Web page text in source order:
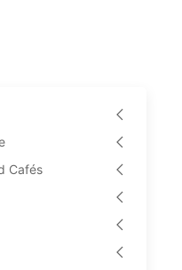
Cafés